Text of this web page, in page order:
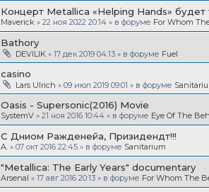
Концерт Metallica «Helping Hands» будет
Maverick » 22 ноя 2022 20:14 » в форуме For Whom
Bathory
DEVILIK » 17 дек 2019 04:13 » в форуме Fuel
casino
Lars Ulrich » 09 июл 2019 09:01 » в форуме
Oasis - Supersonic(2016) Movie
SystemV » 21 ноя 2016 10:44 » в форуме Eye Of The
С Дниом Ражденейа, Призидендт!!!
A. » 07 окт 2016 22:45 » в форуме Sanitarium
"Metallica: The Early Years" documentary
Arsenal » 17 авг 2016 20:13 » в форуме For Whom The